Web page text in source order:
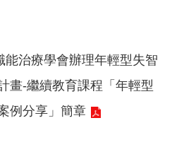
能治療學會辦理年輕型失智
畫-繼續教育課程「年輕型
例分享」簡章